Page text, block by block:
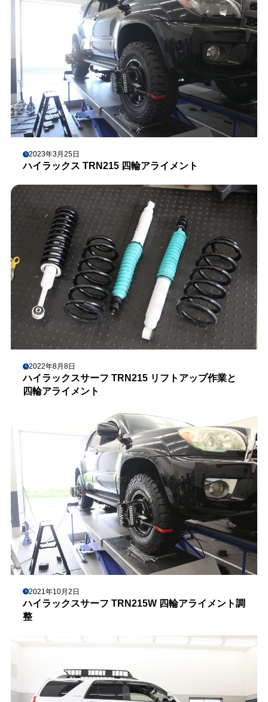
2023年3月25日
ハイラックス TRN215 四輪アライメント
2022年8月8日
ハイラックスサーフ TRN215 リフトアップ作業と
四輪アライメント
2021年10月2日
ハイラックスサーフ TRN215W 四輪アライメント調
整